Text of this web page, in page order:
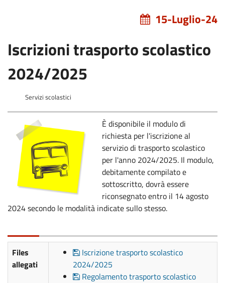
15-Luglio-24
Iscrizioni trasporto scolastico
2024/2025
Servizi scolastici
È disponibile il modulo di
richiesta per l'iscrizione al
servizio di trasporto scolastico
per l'anno 2024/2025. Il modulo,
debitamente compilato e
sottoscritto, dovrà essere
riconsegnato entro il 14 agosto
2024 secondo le modalità indicate sullo stesso.
Files
allegati
Iscrizione trasporto scolastico
2024/2025
Regolamento trasporto scolastico